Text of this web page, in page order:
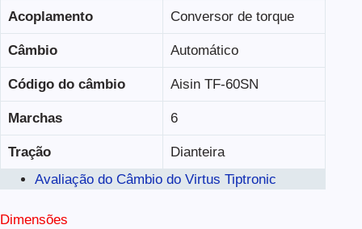
Acoplamento Conversor de torque
Câmbio Automático
Código do câmbio Aisin TF-60SN
Marchas 6
Tração
Dianteira
Avaliação do Câmbio do Virtus Tiptronic
Dimensões